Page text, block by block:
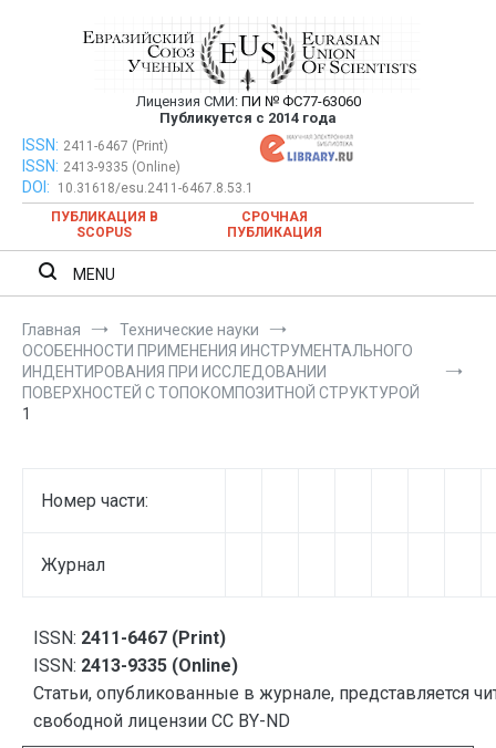
Евразийский Союз Ученых —
публикация научных статей в
ежемесячном научном журнале
Лицензия СМИ: ПИ № ФС77-63060
Публикуется с 2014 года
Евразийский Союз Ученых — публикация научных статей в
ежемесячном научном журнале
ISSN: 2411-6467 (Print)
ISSN: 2413-9335 (Online)
DOI:
10.31618/esu.2411-6467.8.53.1
ПУБЛИКАЦИЯ В
SCOPUS
СРОЧНАЯ
ПУБЛИКАЦИЯ
MENU
Главная
Технические науки
ОСОБЕННОСТИ ПРИМЕНЕНИЯ ИНСТРУМЕНТАЛЬНОГО
ИНДЕНТИРОВАНИЯ ПРИ ИССЛЕДОВАНИИ
ПОВЕРХНОСТЕЙ С ТОПОКОМПОЗИТНОЙ СТРУКТУРОЙ
1
Номер части:
Журнал
ISSN: 2411-6467 (Print)
ISSN: 2413-9335 (Online)
Статьи, опубликованные в журнале, представляется
свободной лицензии CC BY-ND